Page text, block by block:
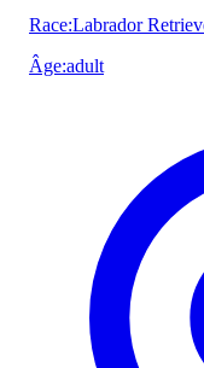
Race:Labrador
Âge:adult